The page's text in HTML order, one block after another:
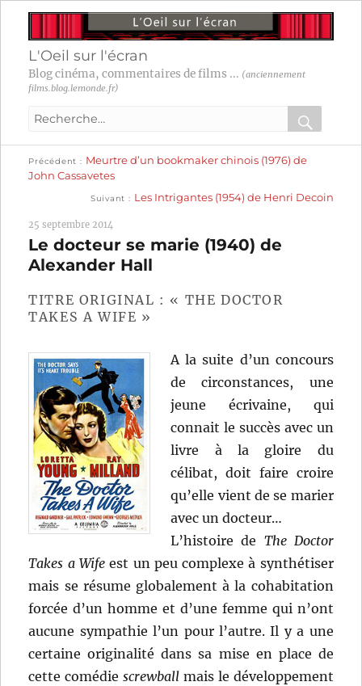
L'Oeil sur l'écran
Blog cinéma, commentaires de films ... (anciennement
films.blog.lemonde.fr)
Recherche
:
OK
Navigation
l’article
Précédent
précédente :
Meurtre d’un bookmaker chinois (1976) de
John Cassavetes
Suivant
suivante :
Les Intrigantes (1954) de Henri Decoin
25 septembre 2014
Le docteur se marie (1940) de
Alexander Hall
TITRE ORIGINAL : « THE DOCTOR
TAKES A WIFE »
A la suite d’un concours
de circonstances, une
jeune écrivaine, qui
connait le succès avec un
livre à la gloire du
célibat, doit faire croire
qu’elle vient de se marier
avec un docteur…
L’histoire de The Doctor
Takes a Wifeest un peu complexe à synthétiser
mais se résume globalement à la cohabitation
forcée d’un homme et d’une femme qui n’ont
aucune sympathie l’un pour l’autre. Il y a une
certaine originalité dans sa mise en place de
cette comédiescrewball mais le développement